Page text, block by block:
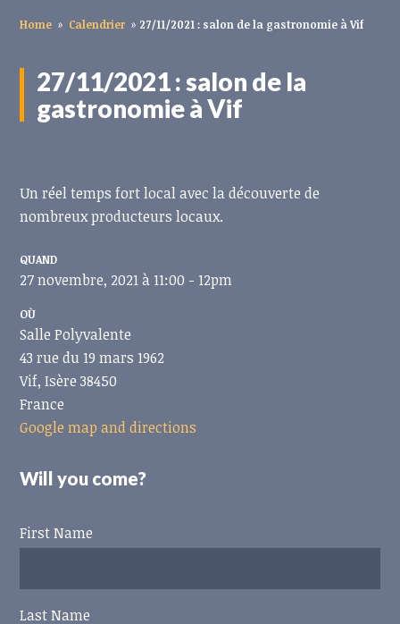
Home » Calendrier » 27/11/2021 : salon de la gastronomie à Vif
27/11/2021 : salon de la
gastronomie à Vif
Un réel temps fort local avec la découverte de
nombreux producteurs locaux.
QUAND
27 novembre, 2021 à 11:00 - 12pm
OÙ
Salle Polyvalente
43 rue du 19 mars 1962
Vif, Isère 38450
France
Google map and directions
Will you come?
First Name
Last Name